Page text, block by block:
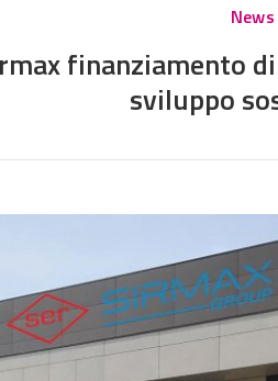
News
finanziamento
sviluppo